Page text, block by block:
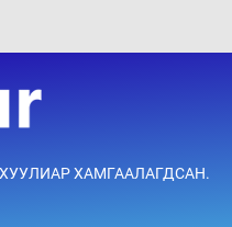
мин
мин
ХУУЛИАР ХАМГААЛАГДСАН.